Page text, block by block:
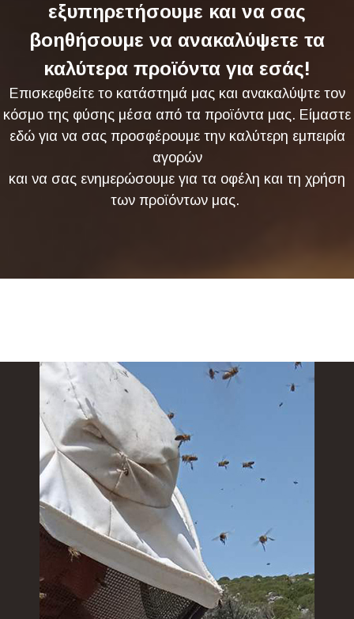
εξυπηρετήσουμε και να σας
βοηθήσουμε να ανακαλύψετε τα
καλύτερα προϊόντα για εσάς!
Επισκεφθείτε το κατάστημά μας και ανακαλύψτε τον
κόσμο της φύσης μέσα από τα προϊόντα μας. Είμαστε
εδώ για να σας προσφέρουμε την καλύτερη εμπειρία
αγορών
και να σας ενημερώσουμε για τα οφέλη και τη χρήση
των προϊόντων μας.